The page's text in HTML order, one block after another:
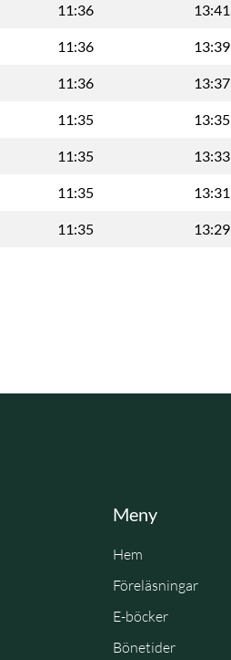
11:36 13:41
11:36 13:39
11:36 13:37
11:35 13:35
11:35 13:33
11:35 13:31
11:35 13:29
Meny
Hem
Föreläsningar
E-böcker
Bönetider